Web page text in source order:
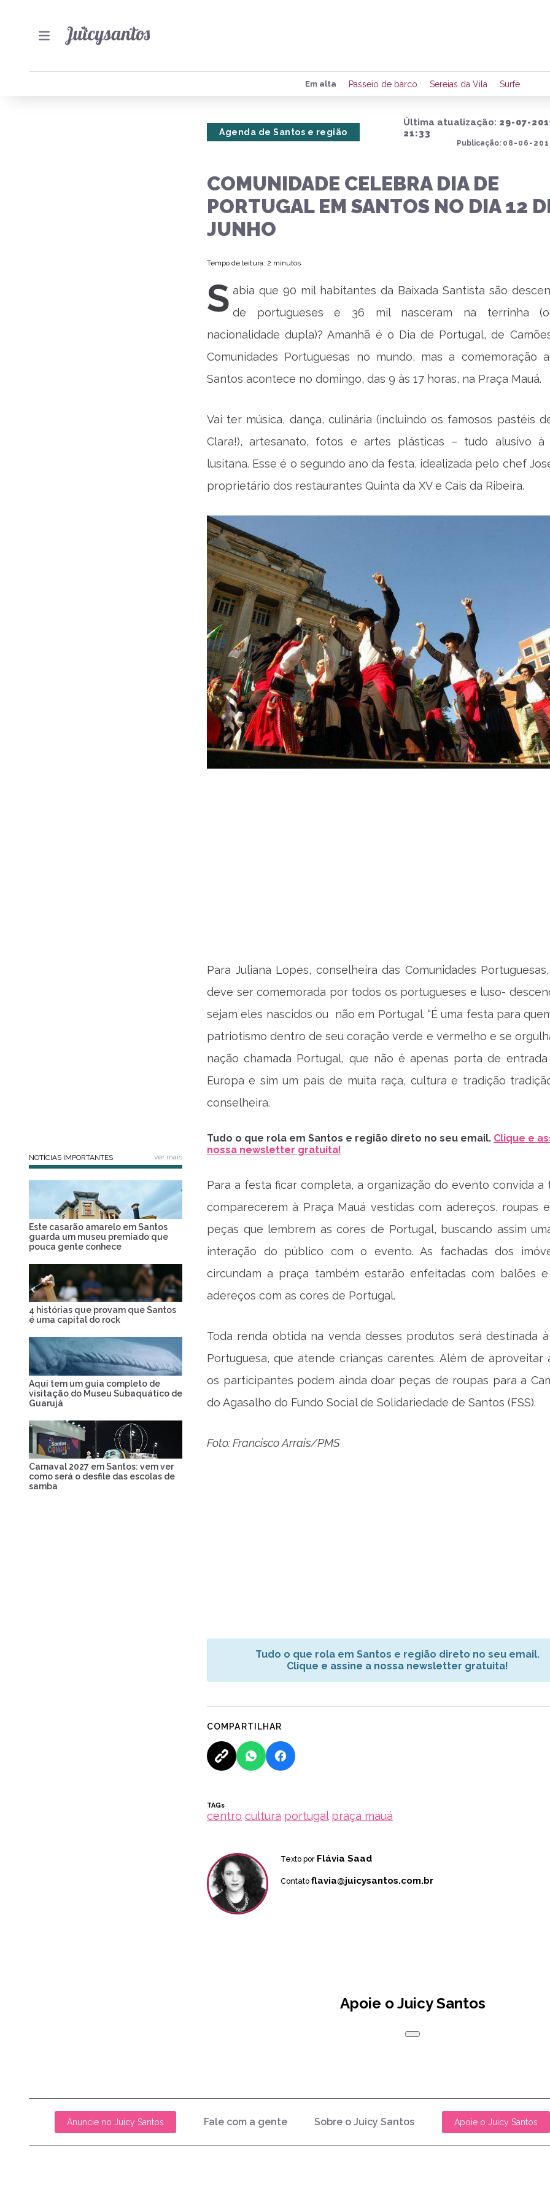
Preencha seus dados para
de eventos e notícias da região.
Em alta Passeio de barco Sereias da Vila Surfe
Última atualização: 29-07-
21:33
Publicação: 08-06-
Agenda de Santos e região
COMUNIDADE CELEBRA DIA DE
PORTUGAL EM SANTOS NO DIA 12
JUNHO
Tempo de leitura: 2 minutos
S abia que 90 mil habitantes da Baixada Santista são
de portugueses e 36 mil nasceram na terrinha
nacionalidade dupla)? Amanhã é o Dia de Portugal, de
Comunidades Portuguesas no mundo, mas a comemoração
Santos acontece no domingo, das 9 às 17 horas, na Praça Mauá.
Vai ter música, dança, culinária (incluindo os famosos pastéis
Clara!), artesanato, fotos e artes plásticas – tudo alusivo à
lusitana. Esse é o segundo ano da festa, idealizada pelo chef
proprietário dos restaurantes Quinta da XV e Cais da Ribeira.
Para Juliana Lopes, conselheira das Comunidades
deve ser comemorada por todos os portugueses e luso-
sejam eles nascidos ou não em Portugal. “É uma festa para
patriotismo dentro de seu coração verde e vermelho e se
nação chamada Portugal, que não é apenas porta de
Europa e sim um país de muita raça, cultura e tradição
conselheira.
Tudo o que rola em Santos e região direto no seu email. Clique e
nossa newsletter gratuita!
Para a festa ficar completa, a organização do evento convida a
comparecerem à Praça Mauá vestidas com adereços, roupas
peças que lembrem as cores de Portugal, buscando assim
interação do público com o evento. As fachadas dos
circundam a praça também estarão enfeitadas com balões
adereços com as cores de Portugal.
Toda renda obtida na venda desses produtos será destinada à
Portuguesa, que atende crianças carentes. Além de aproveitar
os participantes podem ainda doar peças de roupas para a
do Agasalho do Fundo Social de Solidariedade de Santos (FSS).
Foto: Francisco Arrais/PMS
Tudo o que rola em Santos e região direto no seu email.
Clique e assine a nossa newsletter gratuita!
COMPARTILHAR
TAGs
centro cultura portugal praça mauá
Texto por Flávia Saad
Contato flavia@juicysantos.com.br
NOTÍCIAS IMPORTANTES ver mais
Este casarão amarelo em Santos
guarda um museu premiado que
pouca gente conhece
4 histórias que provam que Santos
é uma capital do rock
Aqui tem um guia completo de
visitação do Museu Subaquático de
Guarujá
Carnaval 2027 em Santos: vem ver
como será o desfile das escolas de
samba
Apoie o Juicy Santos
Anuncie no Juicy Santos Fale com a gente Sobre o Juicy Santos Apoie o Juicy Santos